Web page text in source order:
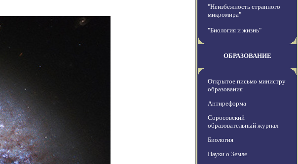
"Неизбежность странного
микромира"
"Биология и жизнь"
ОБРАЗОВАНИЕ
Открытое письмо министру
образования
Антиреформа
Соросовский
образовательный журнал
Биология
Науки о Земле